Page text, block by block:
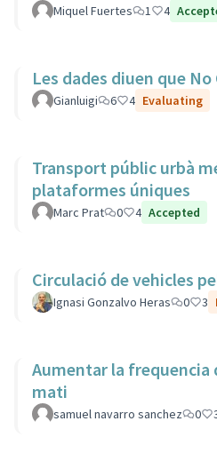
Miquel Fuertes 1 4
Les dades diuen que
Gianluigi 6 4 Evaluating
Transport públic urbà
plataformes úniques
Marc Prat 0 4 Accepted
Circulació de vehicles
Ignasi Gonzalvo Heras 0 3
Aumentar la frequencia
mati
samuel navarro sanchez 0